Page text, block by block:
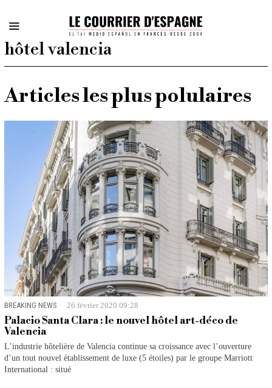
hôtel valencia
Articles les plus polulaires
BREAKING NEWS 26 février 2020 09:28
Palacio Santa Clara : le nouvel hôtel art-déco de
Valencia
L’industrie hôtelière de Valencia continue sa croissance avec l’ouverture
d’un tout nouvel établissement de luxe (5 étoiles) par le groupe Marriott
International : situé